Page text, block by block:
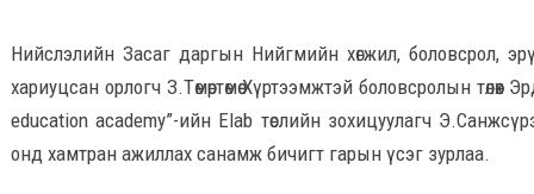
Нийслэлийн Засаг даргын Нийгмийн хөгжил, боловсрол,
хариуцсан орлогч З.Төмөртөмөө Хүртээмжтэй боловсролын
education academy”-ийн Elab төслийн зохицуулагч
онд хамтран ажиллах санамж бичигт гарын үсэг зурлаа.